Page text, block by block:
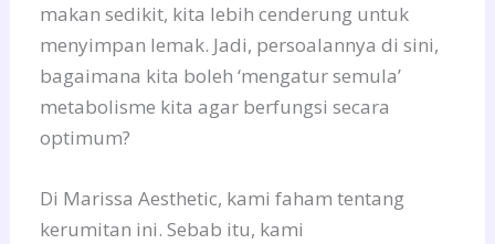
makan sedikit, kita lebih cenderung untuk
menyimpan lemak. Jadi, persoalannya di sini,
bagaimana kita boleh ‘mengatur semula’
metabolisme kita agar berfungsi secara
optimum?
Di Marissa Aesthetic, kami faham tentang
kerumitan ini. Sebab itu, kami